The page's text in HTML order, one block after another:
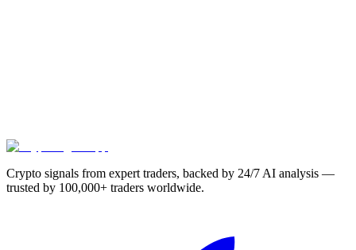
Crypto signals from expert traders, backed by 24/7 AI analysis —
trusted by 100,000+ traders worldwide.